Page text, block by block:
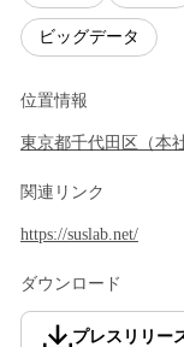
ビッグデータ
位置情報
東京都千代田区 （本
関連リンク
https://suslab.net/
ダウンロード
プレスリリー